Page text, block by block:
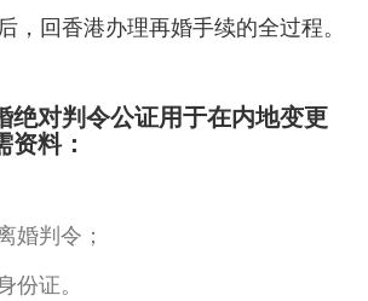
，回香港办理再婚手续的全过程。
绝对判令公证用于在内地变更
料：
婚判令；
份证。